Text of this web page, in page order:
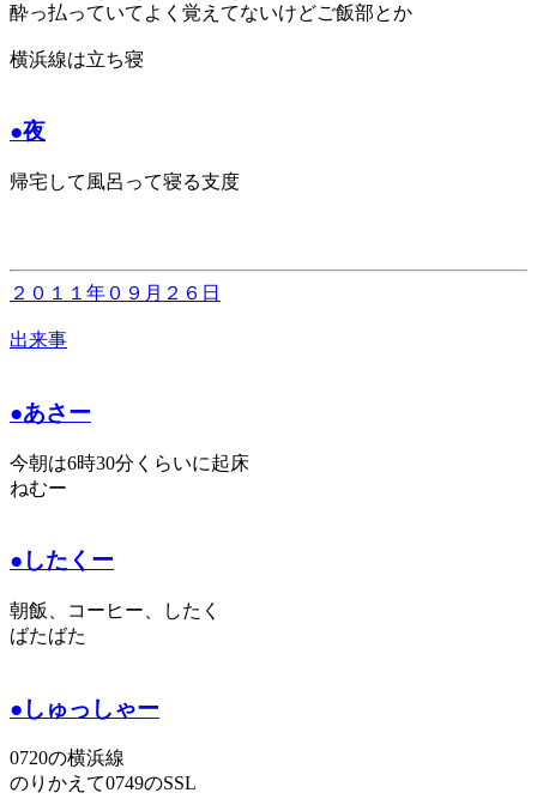
酔っ払っていてよく覚えてないけどご飯部とか
横浜線は立ち寝
●夜
帰宅して風呂って寝る支度
２０１１年０９月２６日
出来事
●あさー
今朝は6時30分くらいに起床
ねむー
●したくー
朝飯、コーヒー、したく
ばたばた
●しゅっしゃー
0720の横浜線
のりかえて0749のSSL